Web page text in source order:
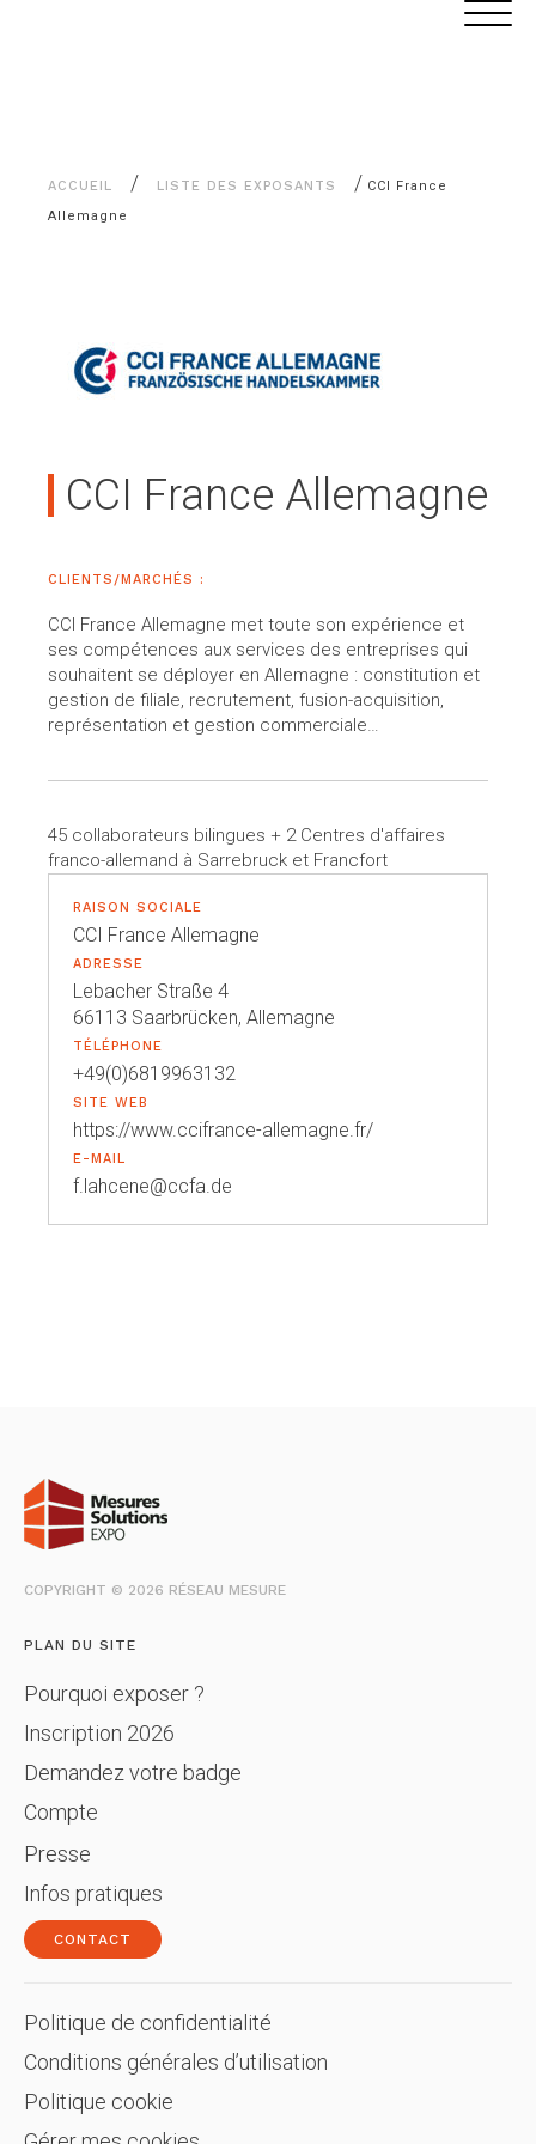
ACCUEIL / LISTE DES EXPOSANTS / CCI France
Allemagne
CCI France Allemagne
CLIENTS/MARCHÉS :
CCI France Allemagne met toute son expérience et
ses compétences aux services des entreprises qui
souhaitent se déployer en Allemagne : constitution et
gestion de filiale, recrutement, fusion-acquisition,
représentation et gestion commerciale…
45 collaborateurs bilingues + 2 Centres d'affaires
franco-allemand à Sarrebruck et Francfort
RAISON SOCIALE
CCI France Allemagne
ADRESSE
Lebacher Straße 4
66113 Saarbrücken, Allemagne
TÉLÉPHONE
+49(0)6819963132
SITE WEB
https://www.ccifrance-allemagne.fr/
E-MAIL
f.lahcene@ccfa.de
COPYRIGHT © 2026 RÉSEAU MESURE
PLAN DU SITE
Pourquoi exposer ?
Inscription 2026
Demandez votre badge
Compte
Presse
Infos pratiques
CONTACT
Politique de confidentialité
Conditions générales d’utilisation
Politique cookie